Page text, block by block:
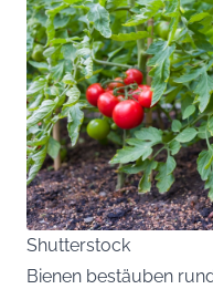
Shutterstock
Bienen bestäuben